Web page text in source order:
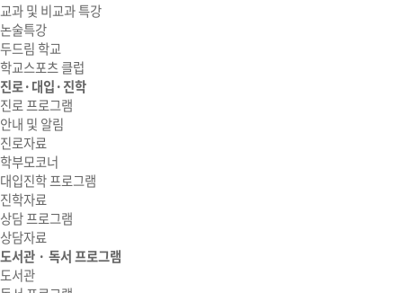
교과 및 비교과 특강
논술특강
두드림 학교
학교스포츠 클럽
진로·대입·진학
진로 프로그램
안내 및 알림
진로자료
학부모코너
대입진학 프로그램
진학자료
상담 프로그램
상담자료
도서관 · 독서 프로그램
도서관